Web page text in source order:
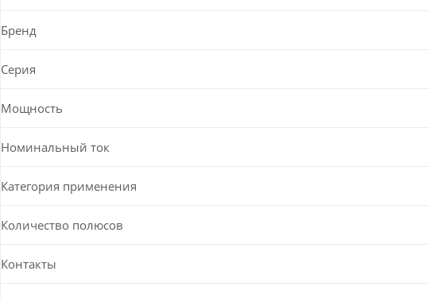
Бренд
Серия
Мощность
Номинальный ток
Категория применения
Количество полюсов
Контакты